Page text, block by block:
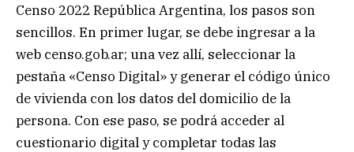
Censo 2022 República Argentina, los pasos son
sencillos. En primer lugar, se debe ingresar a la
web censo.gob.ar; una vez allí, seleccionar la
pestaña «Censo Digital» y generar el código único
de vivienda con los datos del domicilio de la
persona. Con ese paso, se podrá acceder al
cuestionario digital y completar todas las